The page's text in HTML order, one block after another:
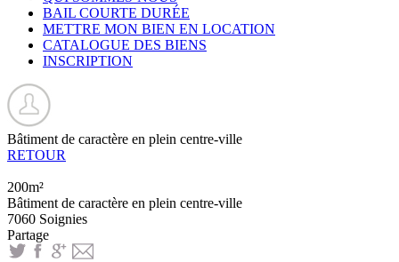
BAIL COURTE DURÉE
METTRE MON BIEN EN LOCATION
CATALOGUE DES BIENS
INSCRIPTION
Bâtiment de caractère en plein centre-ville
RETOUR
200m²
Bâtiment de caractère en plein centre-ville
7060 Soignies
Partage